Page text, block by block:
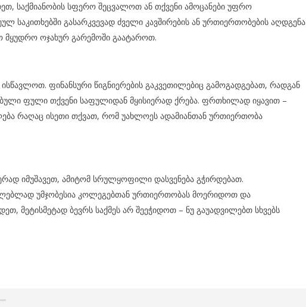
საქმიანობის სფერო შეცვალოთ ან თქვენი ამოცანები უფრო
საკითხებში გასარკვევად ძველი კავშირების ან ურთიერთობების აღდგენა
მყუდრო ოჯახურ გარემოში გაატაროთ.
ფინანსური წიგნიერების გაკვეთილებიც გამოგადგებათ, რადგან
ფული თქვენი საფულიდან მყისიერად ქრება. ფრთხილად იყავით –
რაღაც ისეთი თქვათ, რომ უახლოეს ადამიანთან ურთიერთობა
იმუშავეთ, ამიტომ სრულყოფილი დასვენება გჭირდებათ.
უმჯობესია კოლეგებთან ურთიერთობას მოერიდოთ და
მეტისმეტად ბევრს საქმეს არ შეეჭიდოთ – ნუ გაუადვილებთ სხვებს